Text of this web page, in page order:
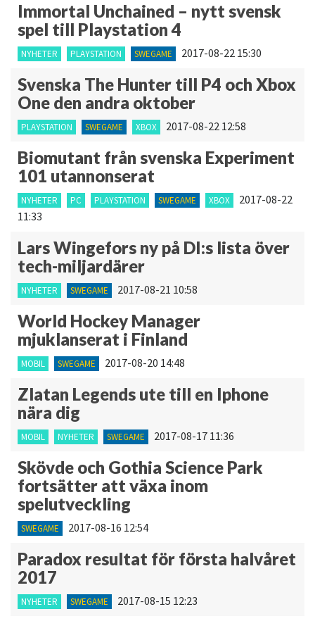
Immortal Unchained – nytt svensk
spel till Playstation 4
NYHETER PLAYSTATION SWEGAME 2017-08-22 15:30
Svenska The Hunter till P4 och Xbox
One den andra oktober
PLAYSTATION SWEGAME XBOX 2017-08-22 12:58
Biomutant från svenska Experiment
101 utannonserat
NYHETER PC PLAYSTATION SWEGAME XBOX
2017-08-22
11:33
Lars Wingefors ny på DI:s lista över
tech-miljardärer
NYHETER SWEGAME 2017-08-21 10:58
World Hockey Manager
mjuklanserat i Finland
MOBIL SWEGAME 2017-08-20 14:48
Zlatan Legends ute till en Iphone
nära dig
MOBIL NYHETER SWEGAME 2017-08-17 11:36
Skövde och Gothia Science Park
fortsätter att växa inom
spelutveckling
SWEGAME 2017-08-16 12:54
Paradox resultat för första halvåret
2017
NYHETER SWEGAME 2017-08-15 12:23